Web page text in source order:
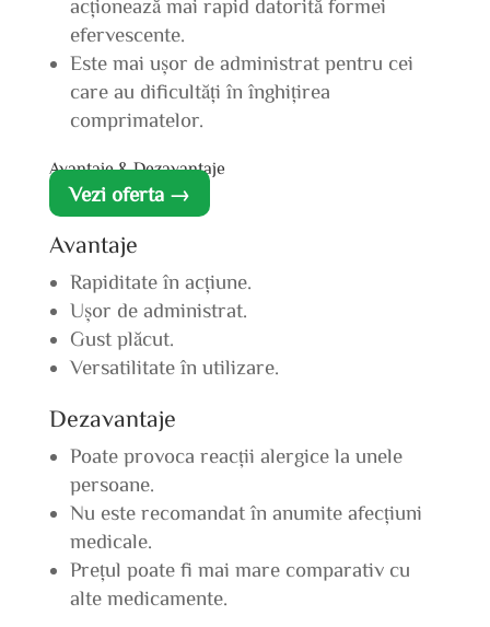
acționează mai rapid datorită formei
efervescente.
Este mai ușor de administrat pentru cei
care au dificultăți în înghițirea
comprimatelor.
Avantaje & Dezavantaje
Vezi oferta →
Avantaje
Rapiditate în acțiune.
Ușor de administrat.
Gust plăcut.
Versatilitate în utilizare.
Dezavantaje
Poate provoca reacții alergice la unele
persoane.
Nu este recomandat în anumite afecțiuni
medicale.
Prețul poate fi mai mare comparativ cu
alte medicamente.